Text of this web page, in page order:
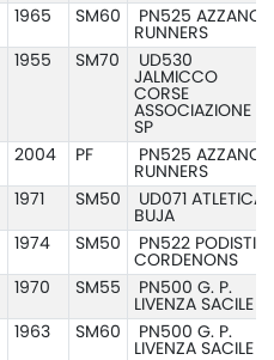
1965 SM60
PN525 AZZANO
RUNNERS
1955 SM70
UD530
JALMICCO
CORSE
ASSOCIAZIONE
SP
2004 PF
PN525 AZZANO
RUNNERS
1971 SM50
UD071 ATLETICA
BUJA
1974 SM50
PN522 PODISTI
CORDENONS
1970 SM55
PN500 G. P.
LIVENZA SACILE
1963 SM60
PN500 G. P.
LIVENZA SACILE